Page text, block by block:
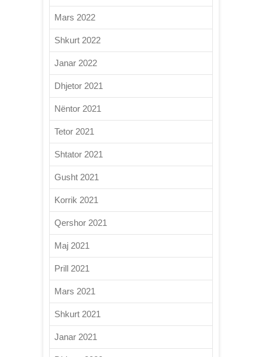
Mars 2022
Shkurt 2022
Janar 2022
Dhjetor 2021
Nëntor 2021
Tetor 2021
Shtator 2021
Gusht 2021
Korrik 2021
Qershor 2021
Maj 2021
Prill 2021
Mars 2021
Shkurt 2021
Janar 2021